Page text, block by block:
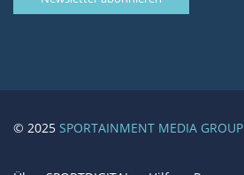
© 2025 SPORTAINMENT MEDIA GROUP